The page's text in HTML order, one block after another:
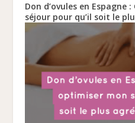
Don d’ovules en
séjour pour qu’il soit le